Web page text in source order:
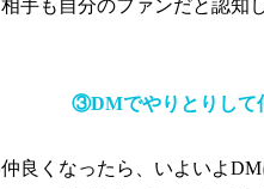
手も自分のファンだと認知
③DMでやりとりして
良くなったら、いよいよDM